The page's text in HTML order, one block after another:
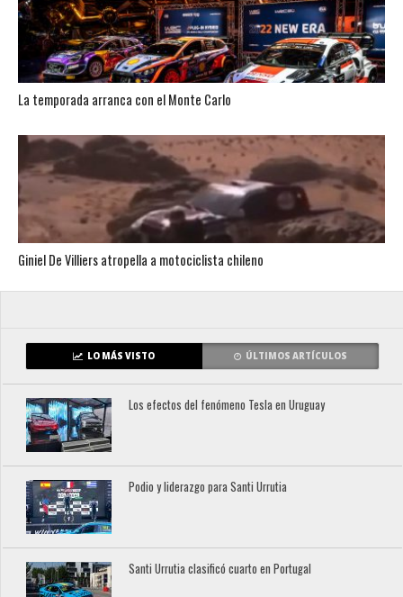
La temporada arranca con el Monte Carlo
Giniel De Villiers atropella a motociclista chileno
LO MÁS VISTO ÚLTIMOS ARTÍCULOS
Los efectos del fenómeno Tesla en Uruguay
Podio y liderazgo para Santi Urrutia
Santi Urrutia clasificó cuarto en Portugal